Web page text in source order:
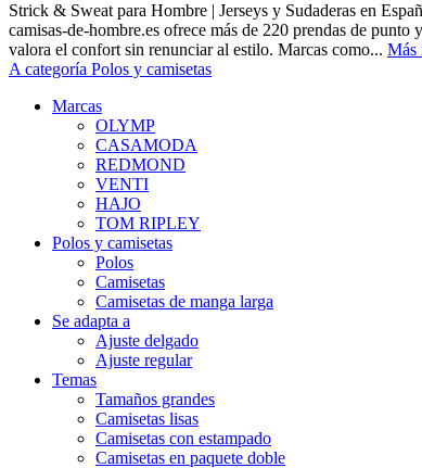
Strick & Sweat para Hombre | Jerseys y Sudaderas en
camisas-de-hombre.es ofrece más de 220 prendas de punto
valora el confort sin renunciar al estilo. Marcas como... Más
A categoría Polos y camisetas
Marcas
OLYMP
CASAMODA
REDMOND
VENTI
HAJO
TOM RIPLEY
Polos y camisetas
Polos
Camisetas
Camisetas de manga larga
Se adapta a
Ajuste delgado
Ajuste regular
Temas
Tamaños grandes
Camisetas lisas
Camisetas con estampado
Camisetas en paquete doble